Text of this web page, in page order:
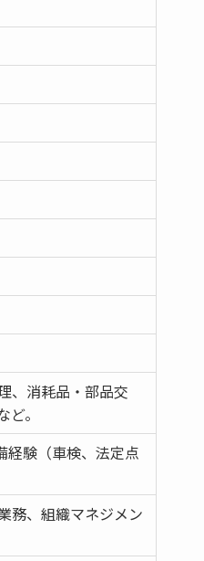
、消耗品・部品交
。
経験（車検、法定点
務、組織マネジメン